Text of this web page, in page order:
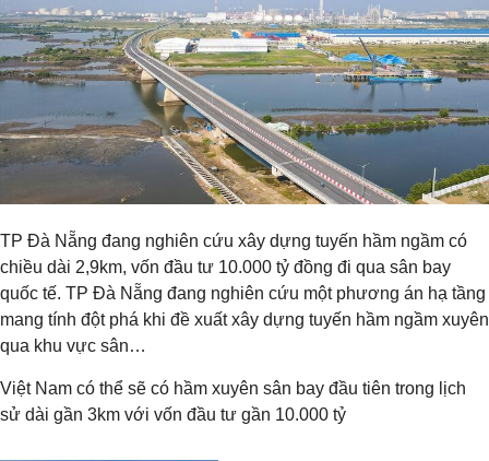
TP Đà Nẵng đang nghiên cứu xây dựng tuyến hầm ngầm có
chiều dài 2,9km, vốn đầu tư 10.000 tỷ đồng đi qua sân bay
quốc tế. TP Đà Nẵng đang nghiên cứu một phương án hạ tầng
mang tính đột phá khi đề xuất xây dựng tuyến hầm ngầm xuyên
qua khu vực sân…
Việt Nam có thể sẽ có hầm xuyên sân bay đầu tiên trong lịch
sử dài gần 3km với vốn đầu tư gần 10.000 tỷ